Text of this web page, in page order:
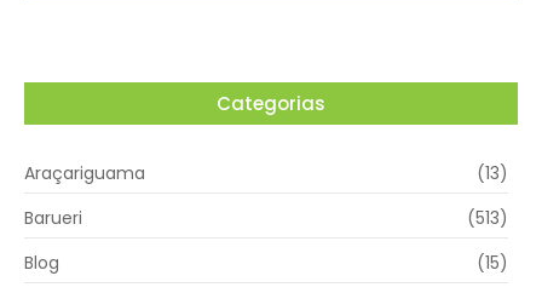
Categorias
Araçariguama
(13)
Barueri
(513)
Blog
(15)